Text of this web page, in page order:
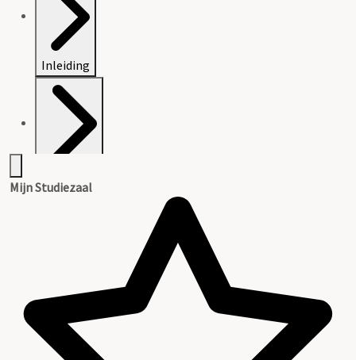
Inleiding
Mijn Studiezaal